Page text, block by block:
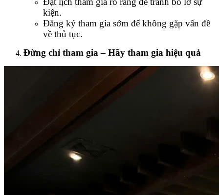
kiện.
Đăng ký tham gia sớm để không gặp vấn đề
về thủ tục.
Đừng chỉ tham gia – Hãy tham gia hiệu quả